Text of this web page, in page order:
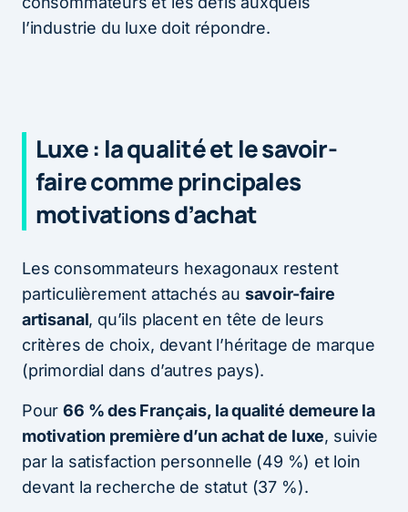
l’industrie du luxe doit répondre.
Luxe : la qualité et le savoir-
faire comme principales
motivations d’achat
Les consommateurs hexagonaux restent
particulièrement attachés au savoir-faire
artisanal, qu’ils placent en tête de leurs
critères de choix, devant l’héritage de marque
(primordial dans d’autres pays).
Pour66 % des Français, la qualité demeure la
motivation première d’un achat de luxe, suivie
par la satisfaction personnelle (49 %) et loin
devant la recherche de statut (37 %).